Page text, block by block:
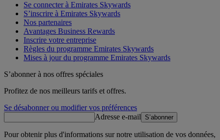
Se connecter à Emirates Skywards
S’inscrire à Emirates Skywards
Nos partenaires
Avantages Business Rewards
Inscrire votre entreprise
Règles du programme Emirates Skywards
Mises à jour du programme Emirates Skywards
S’abonner à nos offres spéciales
Profitez de nos meilleurs tarifs et offres.
Se désabonner ou modifier vos préférences
Adresse e-mail
S’abonner
Pour obtenir plus d'informations sur notre utilisation de vos données,